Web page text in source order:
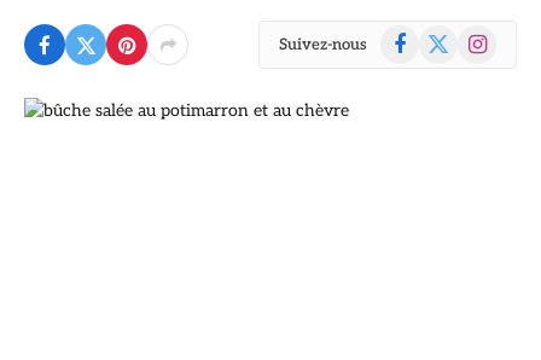
Suivez-nous Facebook
X
Instagram